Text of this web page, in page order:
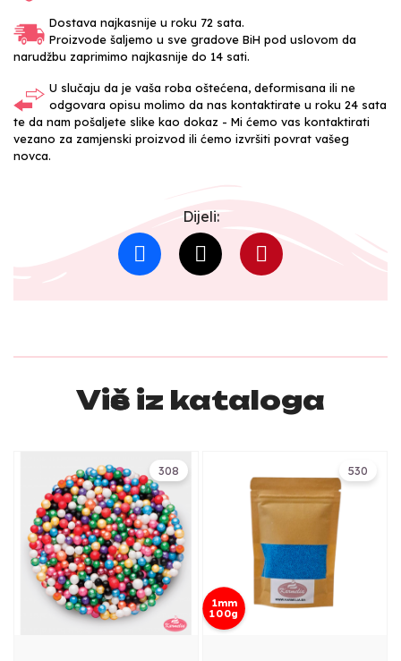
Dostava najkasnije u roku 72 sata.
Proizvode šaljemo u sve gradove BiH pod uslovom da
narudžbu zaprimimo najkasnije do 14 sati.
U slučaju da je vaša roba oštećena, deformisana ili ne
odgovara opisu molimo da nas kontaktirate u roku 24 sata
te da nam pošaljete slike kao dokaz - Mi ćemo vas kontaktirati
vezano za zamjenski proizvod ili ćemo izvršiti povrat vašeg
novca.
Dijeli:
Više iz kataloga
308 530
1mm
100g